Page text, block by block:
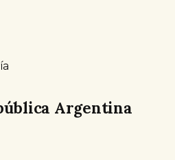
Argentina